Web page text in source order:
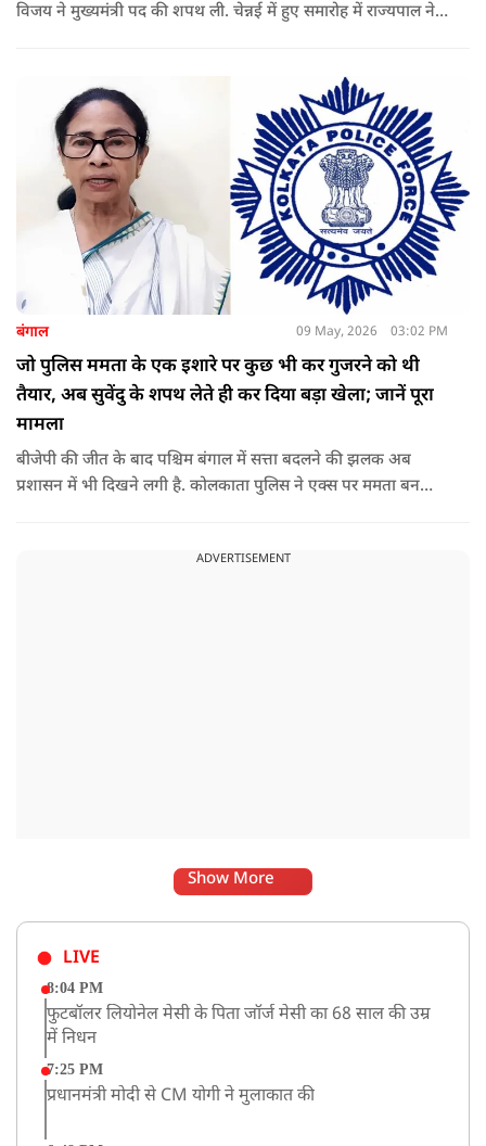
विजय ने मुख्यमंत्री पद की शपथ ली. चेन्नई में हुए समारोह में राज्यपाल ने
बंगाल 09 May, 2026 03:02 PM
जो पुलिस ममता के एक इशारे पर कुछ भी कर गुजरने को थी
तैयार, अब सुवेंदु के शपथ लेते ही कर दिया बड़ा खेला; जानें पूरा
मामला
बीजेपी की जीत के बाद पश्चिम बंगाल में सत्ता बदलने की झलक अब
प्रशासन में भी दिखने लगी है. कोलकाता पुलिस ने एक्स पर ममता बनर्जी
ADVERTISEMENT
Show More
LIVE
8:04 PM
फुटबॉलर लियोनेल मेसी के पिता जॉर्ज मेसी का 68 साल की उम्र
में निधन
7:25 PM
प्रधानमंत्री मोदी से CM योगी ने मुलाकात की